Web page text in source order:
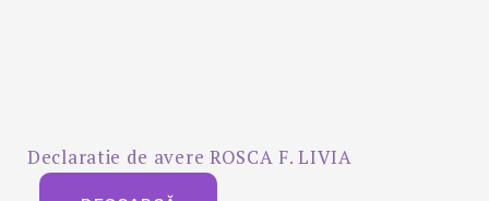
Declaratie de avere ROSCA F. LIVIA